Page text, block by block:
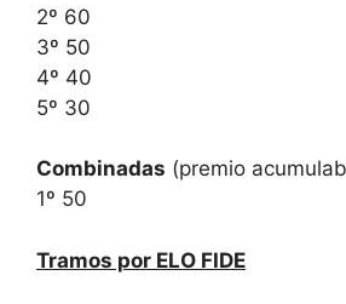
2º 60
3º 50
4º 40
5º 30
Combinadas (premio
1º 50
Tramos por ELO FIDE